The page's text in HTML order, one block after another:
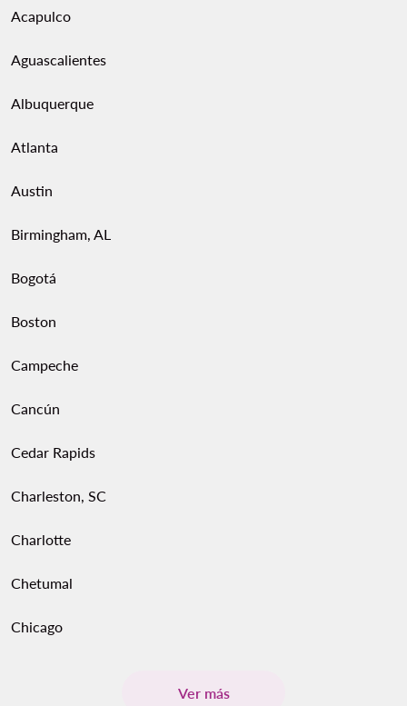
Acapulco
Aguascalientes
Albuquerque
Atlanta
Austin
Birmingham, AL
Bogotá
Boston
Campeche
Cancún
Cedar Rapids
Charleston, SC
Charlotte
Chetumal
Chicago
Ver más